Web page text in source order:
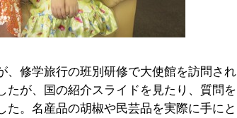
、修学旅行の班別研修で大使館を訪問され
たが、国の紹介スライドを見たり、質問を
た。名産品の胡椒や民芸品を実際に手にと